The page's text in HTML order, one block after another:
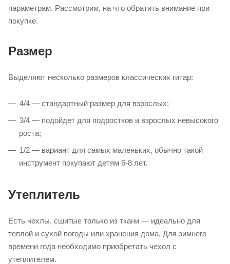
параметрам. Рассмотрим, на что обратить внимание при
покупке.
Размер
Выделяют несколько размеров классических гитар:
4/4 — стандартный размер для взрослых;
3/4 — подойдет для подростков и взрослых невысокого
роста;
1/2 — вариант для самых маленьких, обычно такой
инструмент покупают детям 6-8 лет.
Утеплитель
Есть чехлы, сшитые только из ткани — идеально для
теплой и сухой погоды или хранения дома. Для зимнего
времени года необходимо приобретать чехол с
утеплителем.